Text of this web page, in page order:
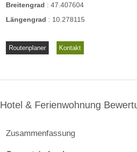
Breitengrad : 47.407604
Längengrad : 10.278115
Routenplaner Kontakt
Hotel & Ferienwohnung
Zusammenfassung